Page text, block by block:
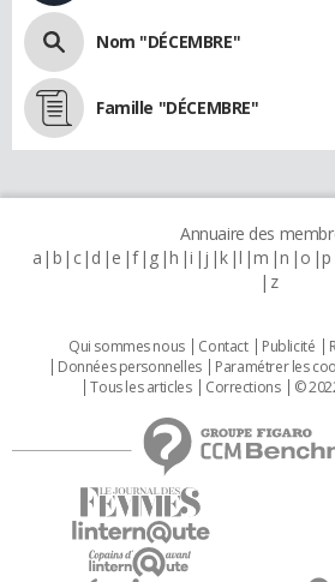
Nom "DÉCEMBRE"
Famille "DÉCEMBRE"
Annuaire des
a b c d e f g h i j k l m n o p
z
Qui sommes nous Contact Publicité
Données personnelles
Paramétrer les
Tous les articles
Corrections ©